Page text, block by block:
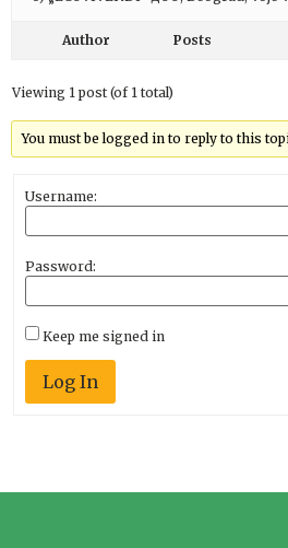
Author Posts
Viewing 1 post (of 1 total)
You must be logged in to reply to this
Username:
Password:
Keep me signed in
Log In